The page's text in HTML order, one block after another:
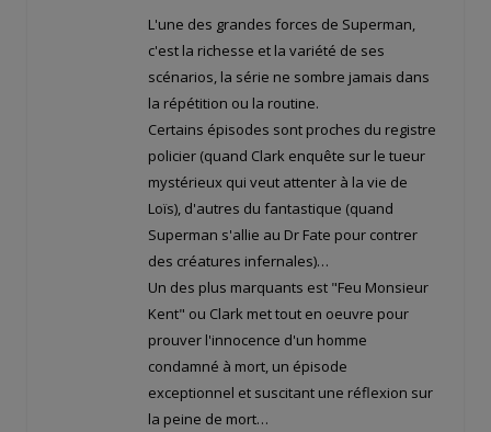
L'une des grandes forces de Superman,
c'est la richesse et la variété de ses
scénarios, la série ne sombre jamais dans
la répétition ou la routine.
Certains épisodes sont proches du registre
policier (quand Clark enquête sur le tueur
mystérieux qui veut attenter à la vie de
Loïs), d'autres du fantastique (quand
Superman s'allie au Dr Fate pour contrer
des créatures infernales)…
Un des plus marquants est "Feu Monsieur
Kent" ou Clark met tout en oeuvre pour
prouver l'innocence d'un homme
condamné à mort, un épisode
exceptionnel et suscitant une réflexion sur
la peine de mort…